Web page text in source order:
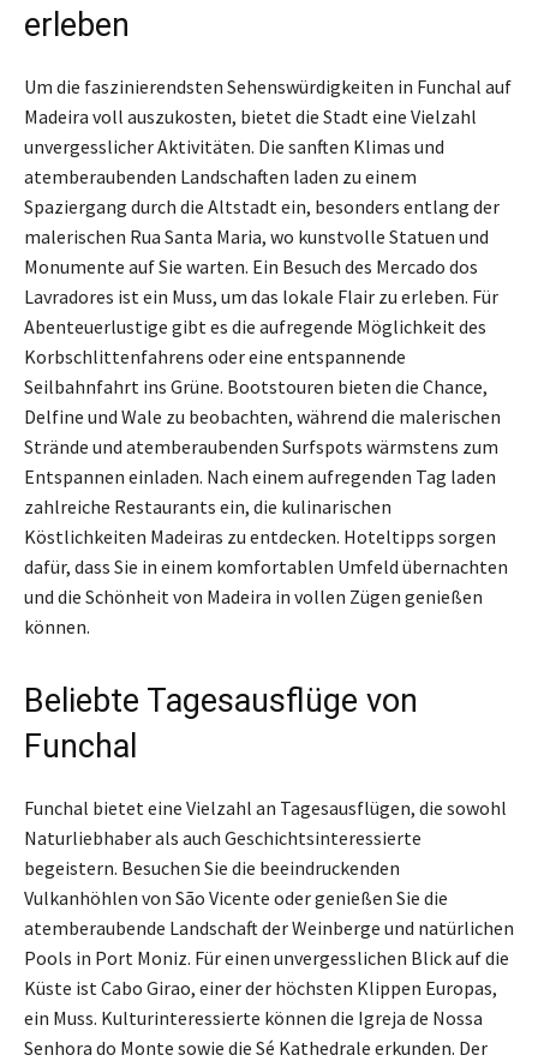
erleben
Um die faszinierendsten Sehenswürdigkeiten in Funchal auf
Madeira voll auszukosten, bietet die Stadt eine Vielzahl
unvergesslicher Aktivitäten. Die sanften Klimas und
atemberaubenden Landschaften laden zu einem
Spaziergang durch die Altstadt ein, besonders entlang der
malerischen Rua Santa Maria, wo kunstvolle Statuen und
Monumente auf Sie warten. Ein Besuch des Mercado dos
Lavradores ist ein Muss, um das lokale Flair zu erleben. Für
Abenteuerlustige gibt es die aufregende Möglichkeit des
Korbschlittenfahrens oder eine entspannende
Seilbahnfahrt ins Grüne. Bootstouren bieten die Chance,
Delfine und Wale zu beobachten, während die malerischen
Strände und atemberaubenden Surfspots wärmstens zum
Entspannen einladen. Nach einem aufregenden Tag laden
zahlreiche Restaurants ein, die kulinarischen
Köstlichkeiten Madeiras zu entdecken. Hoteltipps sorgen
dafür, dass Sie in einem komfortablen Umfeld übernachten
und die Schönheit von Madeira in vollen Zügen genießen
können.
Beliebte Tagesausflüge von
Funchal
Funchal bietet eine Vielzahl an Tagesausflügen, die sowohl
Naturliebhaber als auch Geschichtsinteressierte
begeistern. Besuchen Sie die beeindruckenden
Vulkanhöhlen von São Vicente oder genießen Sie die
atemberaubende Landschaft der Weinberge und natürlichen
Pools in Port Moniz. Für einen unvergesslichen Blick auf die
Küste ist Cabo Girao, einer der höchsten Klippen Europas,
ein Muss. Kulturinteressierte können die Igreja de Nossa
Senhora do Monte sowie die Sé Kathedrale erkunden. Der